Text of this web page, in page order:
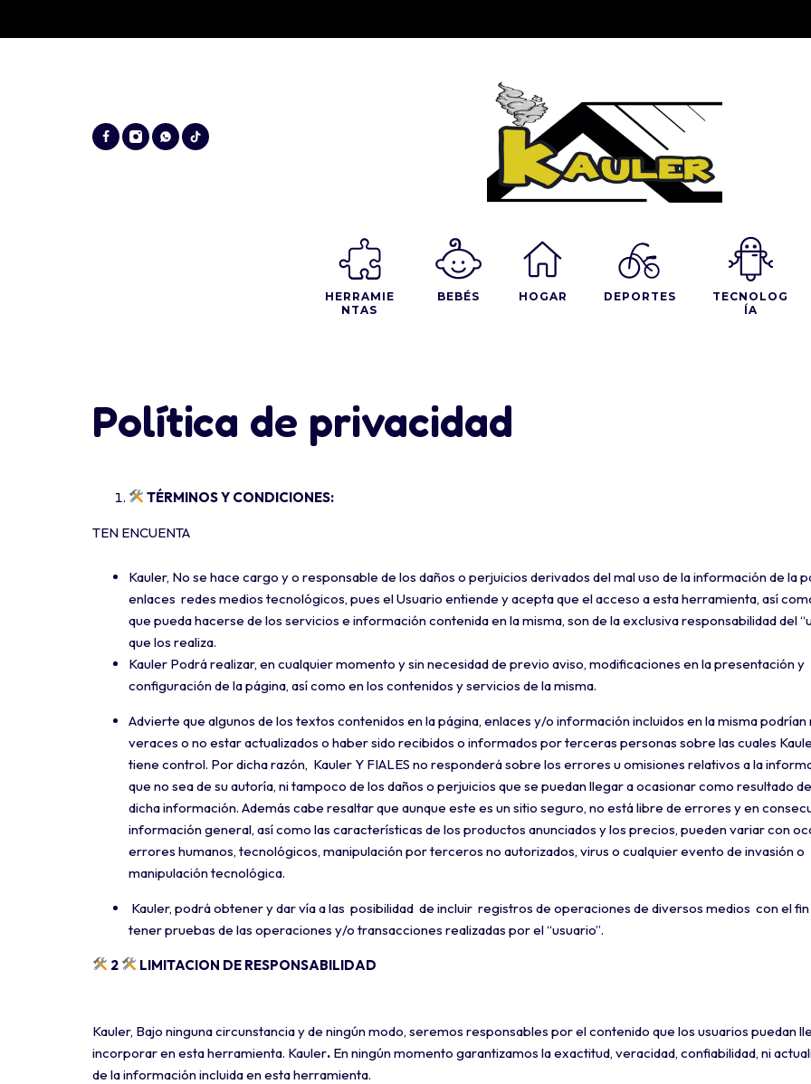
HERRAMIE
NTAS
BEBÉS HOGAR DEPORTES
TECNOLOG
ÍA
Política de privacidad
TÉRMINOS Y CONDICIONES:
TEN ENCUENTA
Kauler, No se hace cargo y o responsable de los daños o perjuicios derivados del mal uso de la información de la
enlaces redes medios tecnológicos, pues el Usuario entiende y acepta que el acceso a esta herramienta, así
que pueda hacerse de los servicios e información contenida en la misma, son de la exclusiva responsabilidad del
que los realiza.
Kauler Podrá realizar, en cualquier momento y sin necesidad de previo aviso, modificaciones en la presentación y
configuración de la página, así como en los contenidos y servicios de la misma.
Advierte que algunos de los textos contenidos en la página, enlaces y/o información incluidos en la misma podrían
veraces o no estar actualizados o haber sido recibidos o informados por terceras personas sobre las cuales
tiene control. Por dicha razón, Kauler Y FIALES no responderá sobre los errores u omisiones relativos a la
que no sea de su autoría, ni tampoco de los daños o perjuicios que se puedan llegar a ocasionar como resultado
dicha información. Además cabe resaltar que aunque este es un sitio seguro, no está libre de errores y en
información general, así como las características de los productos anunciados y los precios, pueden variar con
errores humanos, tecnológicos, manipulación por terceros no autorizados, virus o cualquier evento de invasión o
manipulación tecnológica.
Kauler, podrá obtener y dar vía a las posibilidad de incluir registros de operaciones de diversos medios con el fin
tener pruebas de las operaciones y/o transacciones realizadas por el “usuario”.
2 LIMITACION DE RESPONSABILIDAD
Kauler, Bajo ninguna circunstancia y de ningún modo, seremos responsables por el contenido que los usuarios puedan
incorporar en esta herramienta. Kauler. En ningún momento garantizamos la exactitud, veracidad, confiabilidad, ni
de la información incluida en esta herramienta.